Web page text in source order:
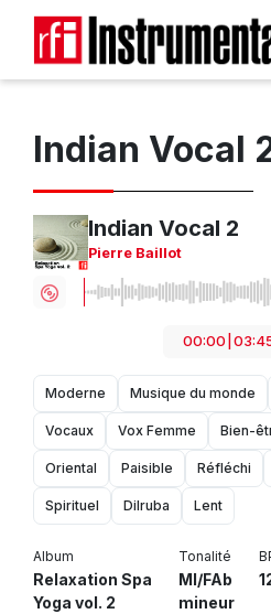
Indian Vocal
Indian Vocal 2
Pierre Baillot
00:00
Moderne Musique du monde
Vocaux Vox Femme Bien-
Oriental Paisible Réfléchi
Spirituel Dilruba Lent
Album
Relaxation Spa
Yoga vol. 2
Tonalité
MI/FAb
mineur